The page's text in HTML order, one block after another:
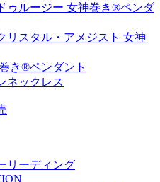
ゥルージー 女神巻き®ペンダ
リスタル・アメジスト 女神
き®ペンダント
ネックレス
リーディング